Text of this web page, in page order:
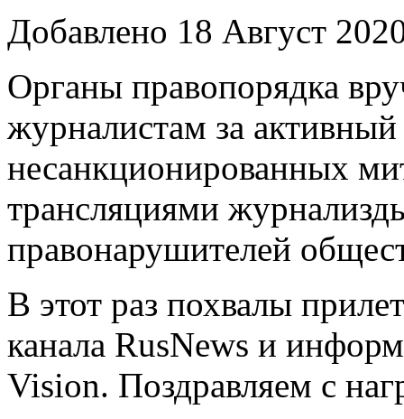
Добавлено 18 Август
Органы правопорядка
журналистам за
несанкционированных
трансляциями
правонарушителей
В этот раз похвалы
канала RusNews и
Vision. Поздравляем с